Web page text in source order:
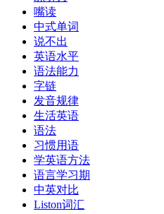
嘴读
中式单词
说不出
英语水平
语法能力
字链
发音规律
生活英语
语法
习惯用语
学英语方法
语言学习期
中英对比
Liston词汇